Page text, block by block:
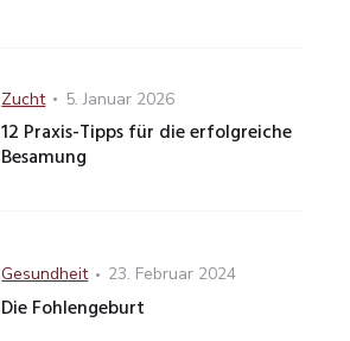
Category
Zucht
Posted
on
5. Januar 2026
12 Praxis-Tipps für die erfolgreiche
Besamung
Category
Gesundheit
Posted
on
23. Februar 2024
Die Fohlengeburt